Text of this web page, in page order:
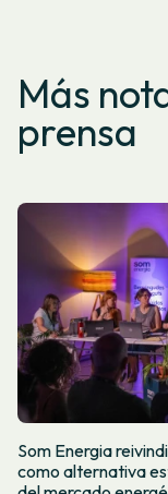
Más
prensa
Som Energia
como alternativa